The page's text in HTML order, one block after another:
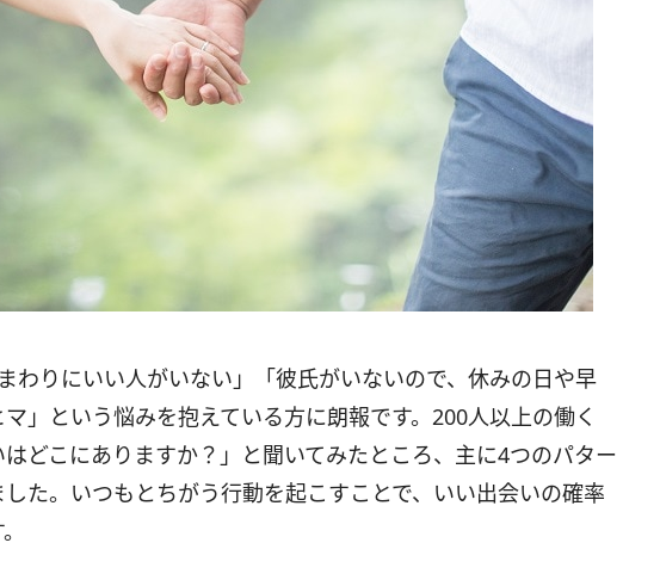
わりにいい人がいない」「彼氏がいないので、休みの日や早
」という悩みを抱えている方に朗報です。200人以上の働く
どこにありますか？」と聞いてみたところ、主に4つのパター
た。いつもとちがう行動を起こすことで、いい出会いの確率